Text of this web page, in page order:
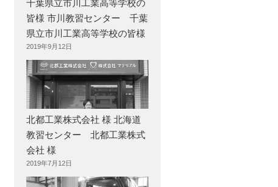
千葉県立市川工業高等学校の
皆様 市川教習センター 千葉
県立市川工業高等学校の皆様
2019年9月12日
北都工業株式会社 様 北海道
教習センター 北都工業株式
会社 様
2019年7月12日